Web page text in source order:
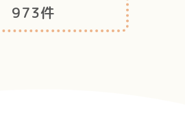
973件